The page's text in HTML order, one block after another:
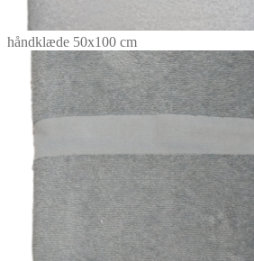
håndklæde 50x100 cm